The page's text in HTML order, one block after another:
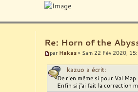
Re: Horn of the
par Hakas » Sam 22 Fév 2020,
kazuo a écrit:
De rien même si pour Val
Enfin si j'ai fait la correction